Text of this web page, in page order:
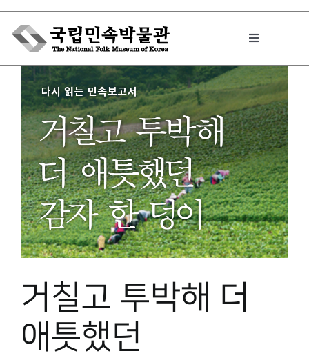
Skip
content
Toggle
박물관에서는
민속이야기
민속 인사이드
원문보기 PDF
박물관 홈페이지
거칠고 투박해 더
애틋했던